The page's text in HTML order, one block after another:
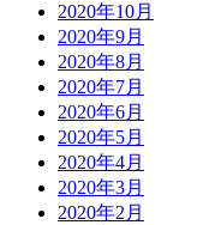
2020年10月
2020年9月
2020年8月
2020年7月
2020年6月
2020年5月
2020年4月
2020年3月
2020年2月